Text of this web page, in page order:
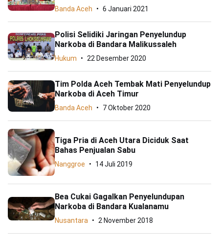
Banda Aceh 6 Januari 2021
Polisi Selidiki Jaringan Penyelundup
Narkoba di Bandara Malikussaleh
Hukum 22 Desember 2020
Tim Polda Aceh Tembak Mati Penyelundup
Narkoba di Aceh Timur
Banda Aceh 7 Oktober 2020
Tiga Pria di Aceh Utara Diciduk Saat
Bahas Penjualan Sabu
Nanggroe 14 Juli 2019
Bea Cukai Gagalkan Penyelundupan
Narkoba di Bandara Kualanamu
Nusantara 2 November 2018